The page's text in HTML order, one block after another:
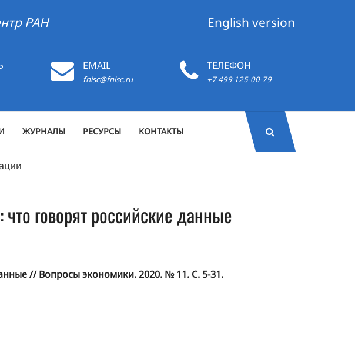
РАН English version
EMAIL
fnisc@fnisc.ru
ТЕЛЕФОН
+7 499 125-00-79
ЖУРНАЛЫ РЕСУРСЫ КОНТАКТЫ
говорят российские данные
// Вопросы экономики. 2020. № 11. С. 5-31.